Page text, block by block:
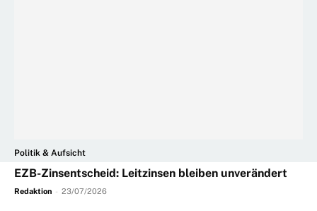
Politik & Aufsicht
EZB-Zinsentscheid: Leitzinsen bleiben unverändert
Redaktion - 23/07/2026